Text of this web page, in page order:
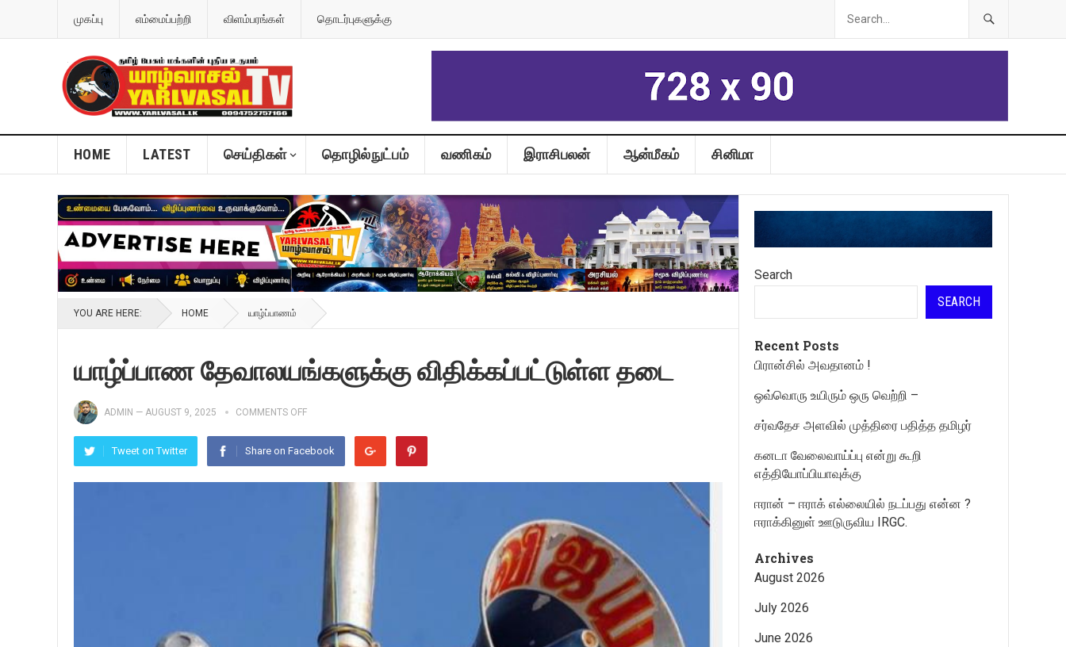
முகப்பு எம்மைப்பற்றி விளம்பரங்கள் தொடர்புகளுக்கு
HOME LATEST செய்திகள் தொழில்நுட்பம் வணிகம் இராசிபலன் ஆன்மீகம் சினிமா
YOU ARE HERE: HOME யாழ்ப்பாணம்
யாழ்ப்பாண தேவாலயங்களுக்கு விதிக்கப்பட்டுள்ள தடை
ADMIN — AUGUST 9, 2025 COMMENTS OFF
Tweet on Twitter Share on Facebook
Search
SEARCH
Recent Posts
பிரான்சில் அவதானம் !
ஒவ்வொரு உயிரும் ஒரு வெற்றி –
சர்வதேச அளவில் முத்திரை பதித்த தமிழர்
கனடா வேலைவாய்ப்பு என்று கூறி
எத்தியோப்பியாவுக்கு
ஈரான் – ஈராக் எல்லையில் நடப்பது என்ன ?
ஈராக்கினுள் ஊடுருவிய IRGC.
Archives
August 2026
July 2026
June 2026